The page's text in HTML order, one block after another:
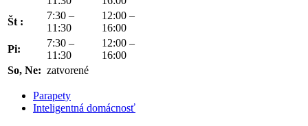
Št :
7:30 –
11:30
12:00 –
16:00
Pi:
7:30 –
11:30
12:00 –
16:00
So, Ne: zatvorené
Parapety
Inteligentná domácnosť